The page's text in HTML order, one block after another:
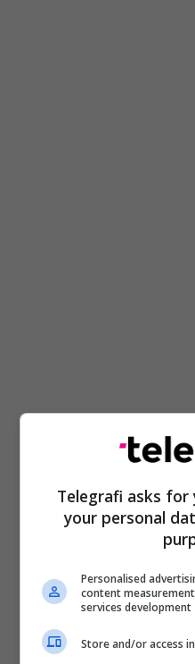
Telegrafi asks for
your personal
Personalised
content
services development
Store and/or access